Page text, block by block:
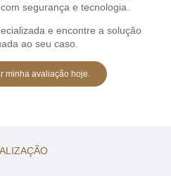
segurança e tecnologia.
e encontre a solução
ao seu caso.
minha avaliação hoje.